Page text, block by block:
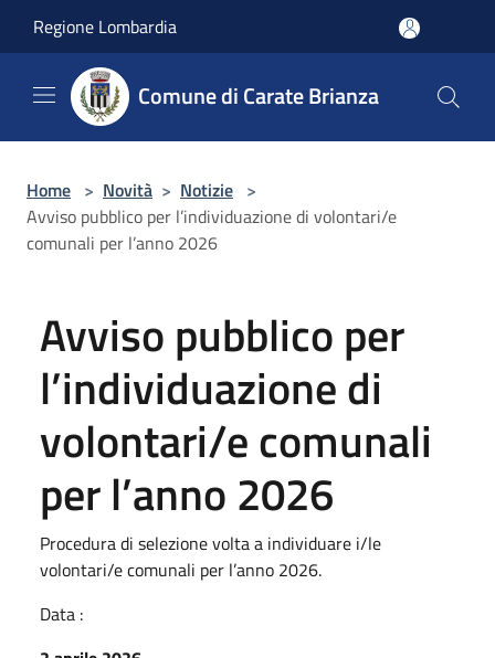
Regione Lombardia
Comune di Carate Brianza
Home > Novità > Notizie >
Avviso pubblico per l’individuazione di volontari/e
comunali per l’anno 2026
Avviso pubblico per
l’individuazione di
volontari/e comunali
per l’anno 2026
Procedura di selezione volta a individuare i/le
volontari/e comunali per l’anno 2026.
Data :